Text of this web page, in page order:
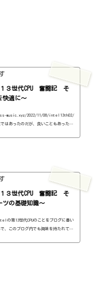
３世代CPU 奮闘記 そ
快適に～
music.xyz/2022/11/08/intel13th02/
はあったのだが、良いこともあった。
のうち、1つを完全にバックアップとし
３世代CPU 奮闘記 そ
ツの基礎知識～
の第13世代CPUのことをブログに書い
、このブログ内でも興味を持たれてい